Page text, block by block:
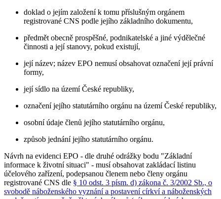
doklad o jejím založení k tomu příslušným orgánem
registrované CNS podle jejího základního dokumentu,
předmět obecně prospěšné, podnikatelské a jiné výdělečné
činnosti a její stanovy, pokud existují,
její název; název EPO nemusí obsahovat označení její právní
formy,
její sídlo na území České republiky,
označení jejího statutárního orgánu na území České republiky,
osobní údaje členů jejího statutárního orgánu,
způsob jednání jejího statutárního orgánu.
Návrh na evidenci EPO - dle druhé odrážky bodu "Základní
informace k životní situaci" - musí obsahovat zakládací listinu
účelového zařízení, podepsanou členem nebo členy orgánu
registrované CNS dle § 10 odst. 3 písm. d) zákona č. 3/2002 Sb., o
svobodě náboženského vyznání a postavení církví a náboženských